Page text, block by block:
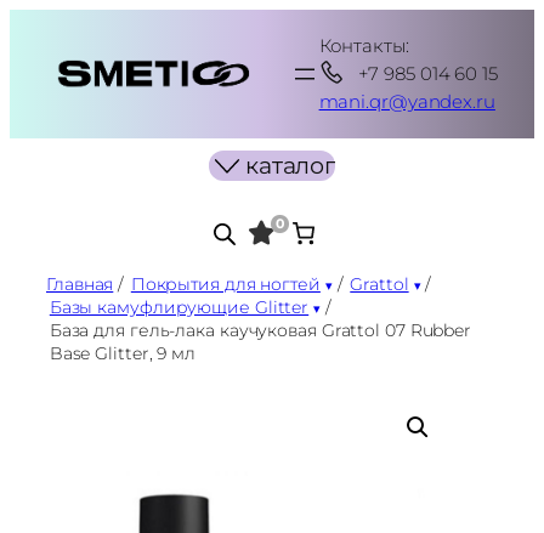
содержимому
Контакты:
+7 985 014 60 15
mani.qr@yandex.ru
каталог
0
Главная / Покрытия для ногтей / Grattol /
Базы камуфлирующие Glitter
/
База для гель-лака каучуковая Grattol 07 Rubber
Base Glitter, 9 мл